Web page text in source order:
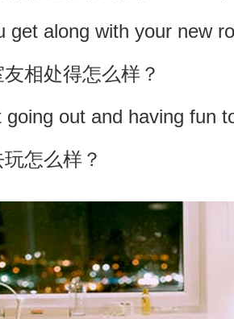
get along with your new
相处得怎么样？
going out and having fun
怎么样？